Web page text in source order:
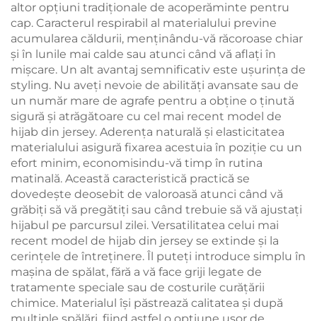
altor opțiuni tradiționale de acoperăminte pentru
cap. Caracterul respirabil al materialului previne
acumularea căldurii, menținându-vă răcoroase chiar
și în lunile mai calde sau atunci când vă aflați în
mișcare. Un alt avantaj semnificativ este ușurința de
styling. Nu aveți nevoie de abilități avansate sau de
un număr mare de agrafe pentru a obține o ținută
sigură și atrăgătoare cu cel mai recent model de
hijab din jersey. Aderența naturală și elasticitatea
materialului asigură fixarea acestuia în poziție cu un
efort minim, economisindu-vă timp în rutina
matinală. Această caracteristică practică se
dovedește deosebit de valoroasă atunci când vă
grăbiți să vă pregătiți sau când trebuie să vă ajustați
hijabul pe parcursul zilei. Versatilitatea celui mai
recent model de hijab din jersey se extinde și la
cerințele de întreținere. Îl puteți introduce simplu în
mașina de spălat, fără a vă face griji legate de
tratamente speciale sau de costurile curățării
chimice. Materialul își păstrează calitatea și după